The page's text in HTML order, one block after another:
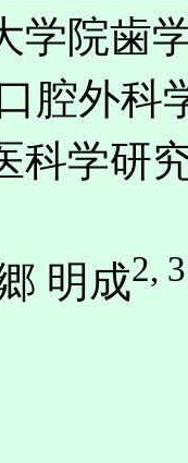
学院歯
腔外科
科学研
明成2, 3